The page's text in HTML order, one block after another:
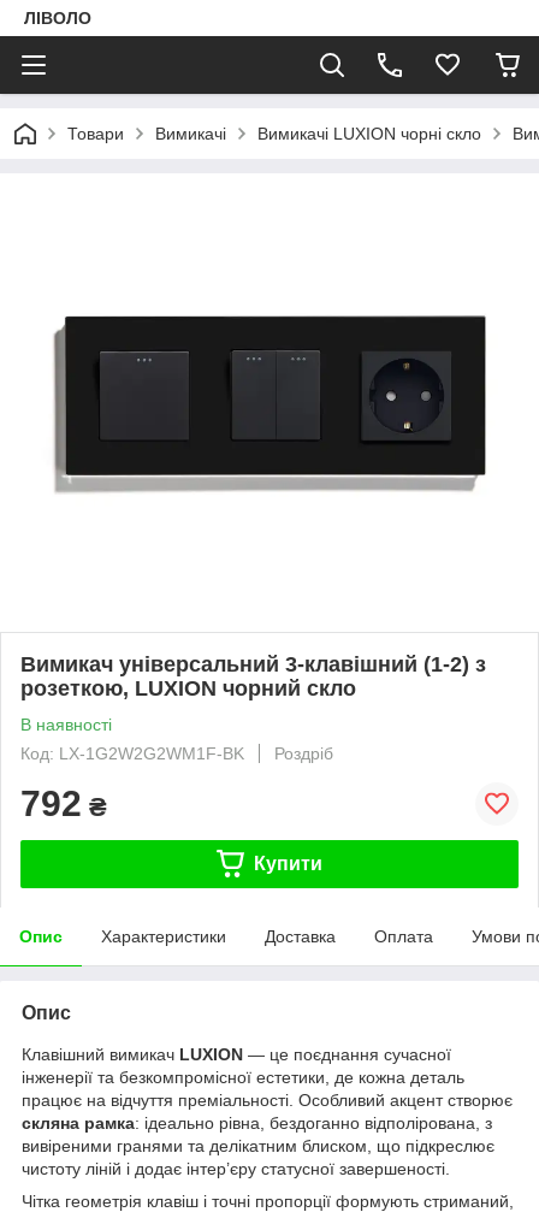
ЛІВОЛО
Товари Вимикачі Вимикачі LUXION чорні скло
Вимикач універсальний 3-клавішний (1-2) з
розеткою, LUXION чорний скло
В наявності
Код: LX-1G2W2G2WM1F-BK
Роздріб
792 ₴
Купити
Опис Характеристики Доставка Оплата Умови
Опис
Клавішний вимикач LUXION — це поєднання сучасної
інженерії та безкомпромісної естетики, де кожна деталь
працює на відчуття преміальності. Особливий акцент створює
скляна рамка: ідеально рівна, бездоганно відполірована, з
вивіреними гранями та делікатним блиском, що підкреслює
чистоту ліній і додає інтер’єру статусної завершеності.
Чітка геометрія клавіш і точні пропорції формують стриманий,